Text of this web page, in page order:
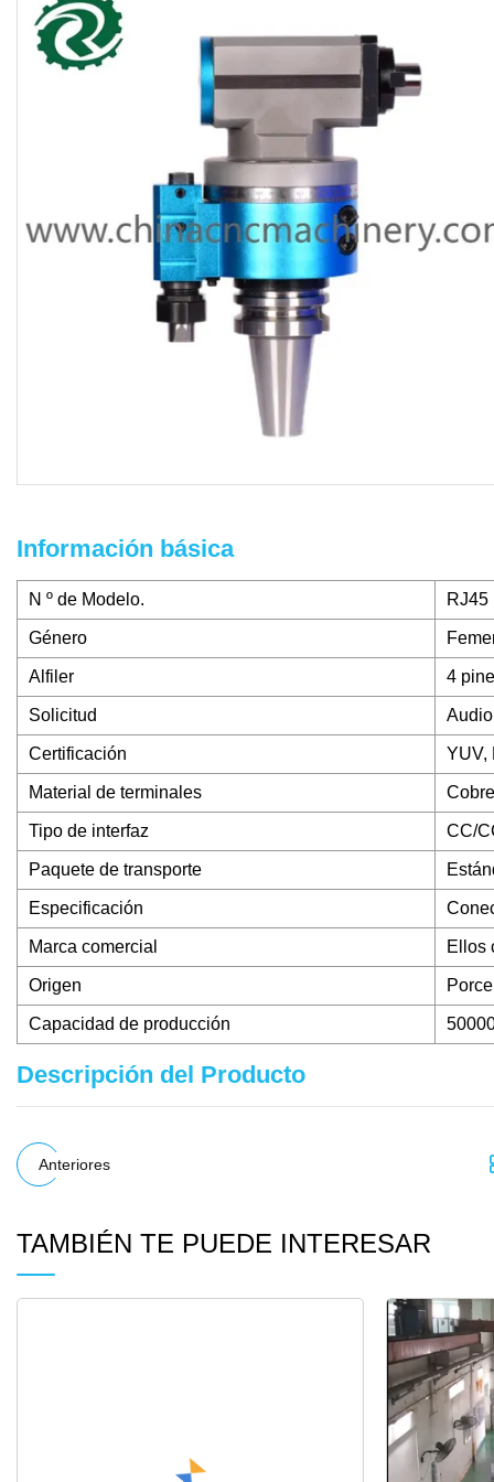
Información básica
N º de Modelo. RJ45
Género
Alfiler 4
Solicitud
Certificación YUV,
Material de terminales Cobre
Tipo de interfaz CC/
Paquete de transporte
Especificación
Marca comercial Ellos
Origen
Capacidad de producción
Descripción del Producto
Anteriores
TAMBIÉN TE PUEDE INTERESAR